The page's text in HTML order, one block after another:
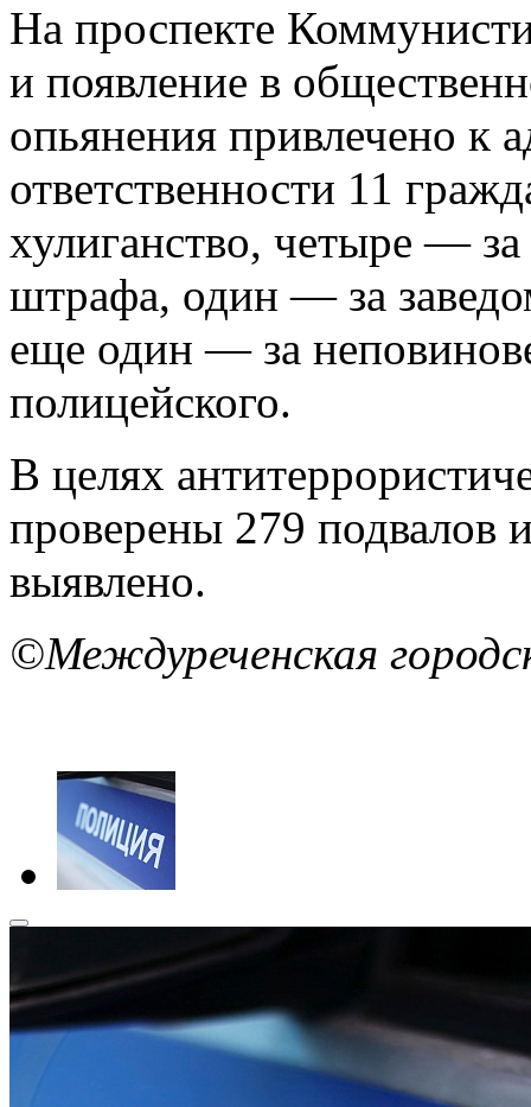
На проспекте
и появление в
опьянения привлечено к
ответственности 11
хулиганство, четыре —
штрафа, один — за
еще один — за
полицейского.
В целях
проверены 279 подвалов
выявлено.
©Междуреченская